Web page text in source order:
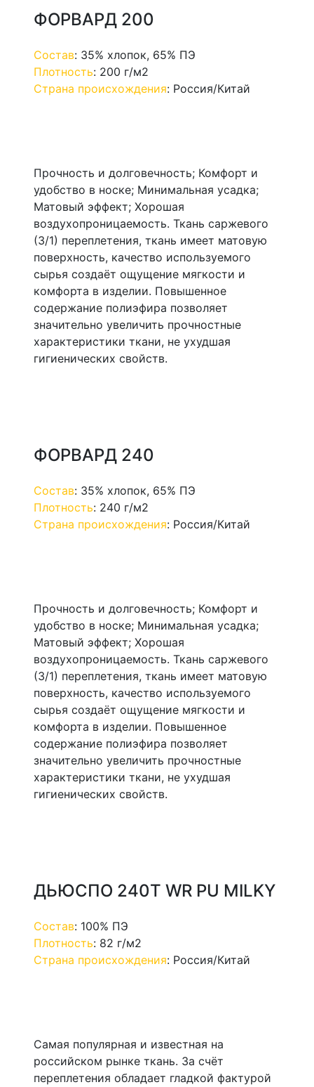
ФОРВАРД 200
Состав: 35% хлопок, 65% ПЭ
Плотность: 200 г/м2
Страна происхождения: Россия/Китай
Прочность и долговечность; Комфорт и
удобство в носке; Минимальная усадка;
Матовый эффект; Хорошая
воздухопроницаемость. Ткань саржевого
(3/1) переплетения, ткань имеет матовую
поверхность, качество используемого
сырья создаёт ощущение мягкости и
комфорта в изделии. Повышенное
содержание полиэфира позволяет
значительно увеличить прочностные
характеристики ткани, не ухудшая
гигиенических свойств.
ФОРВАРД 240
Состав: 35% хлопок, 65% ПЭ
Плотность: 240 г/м2
Страна происхождения: Россия/Китай
Прочность и долговечность; Комфорт и
удобство в носке; Минимальная усадка;
Матовый эффект; Хорошая
воздухопроницаемость. Ткань саржевого
(3/1) переплетения, ткань имеет матовую
поверхность, качество используемого
сырья создаёт ощущение мягкости и
комфорта в изделии. Повышенное
содержание полиэфира позволяет
значительно увеличить прочностные
характеристики ткани, не ухудшая
гигиенических свойств.
ДЬЮСПО 240Т WR PU MILKY
Состав: 100% ПЭ
Плотность: 82 г/м2
Страна происхождения: Россия/Китай
Самая популярная и известная на
российском рынке ткань. За счёт
переплетения обладает гладкой фактурой